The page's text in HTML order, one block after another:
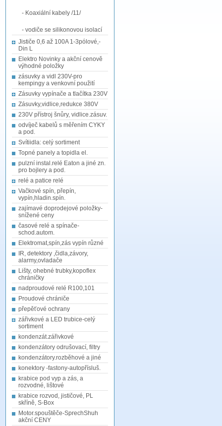
- Koaxiální kabely /11/
- vodiče se silikonovou isolací
Jističe 0,6 až 100A 1-3pólové,-
Din L
Elektro Novinky a akční cenově
výhodné položky
zásuvky a vidl 230V-pro
kempingy a venkovní použití
Zásuvky vypínače a tlačítka 230V
Zásuvky,vidlice,redukce 380V
230V přístroj šnůry, vidlice.zásuv.
odvíječ kabelů s měřením CYKY
a pod.
Svítiidla: celý sortiment
Topné panely a topidla el.
pulzní instal.relé Eaton a jiné zn.
pro bojlery a pod.
relé a patice relé
Vačkové spín, přepín,
vypín,hladin.spín.
zajímavé doprodejové položky-
snížené ceny
časové relé a spínače-
schod.autom.
Elektromat,spín,zás vypín různé
IR, detektory ,čidla,závory,
alarmy,ovladače
Lišty, ohebné trubky,kopoflex
chráničky
nadproudové relé R100,101
Proudové chrániče
přepěťové ochrany
zářivkové a LED trubice-celý
sortiment
kondenzát.zářivkové
kondenzátory odrušovací, filtry
kondenzátory.rozběhové a jiné
konektory -fastony-autopřísluš.
krabice pod vyp a zás, a
rozvodné, lištové
krabice rozvod, jističové, PL
skříně, S-Box
Motor.spouštěče-SprechShuh
akční CENY